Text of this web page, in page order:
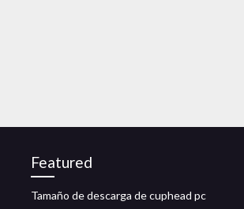
Featured
Tamaño de descarga de cuphead pc